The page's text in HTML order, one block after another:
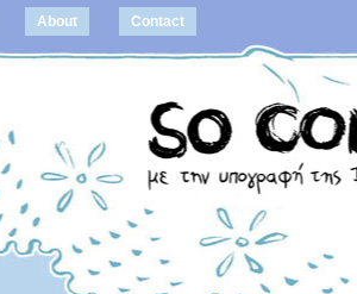
About Contact